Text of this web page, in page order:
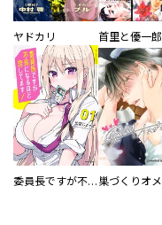
ヤドカリ 首里と優一郎
委員長ですが不良になるほど恋してます！